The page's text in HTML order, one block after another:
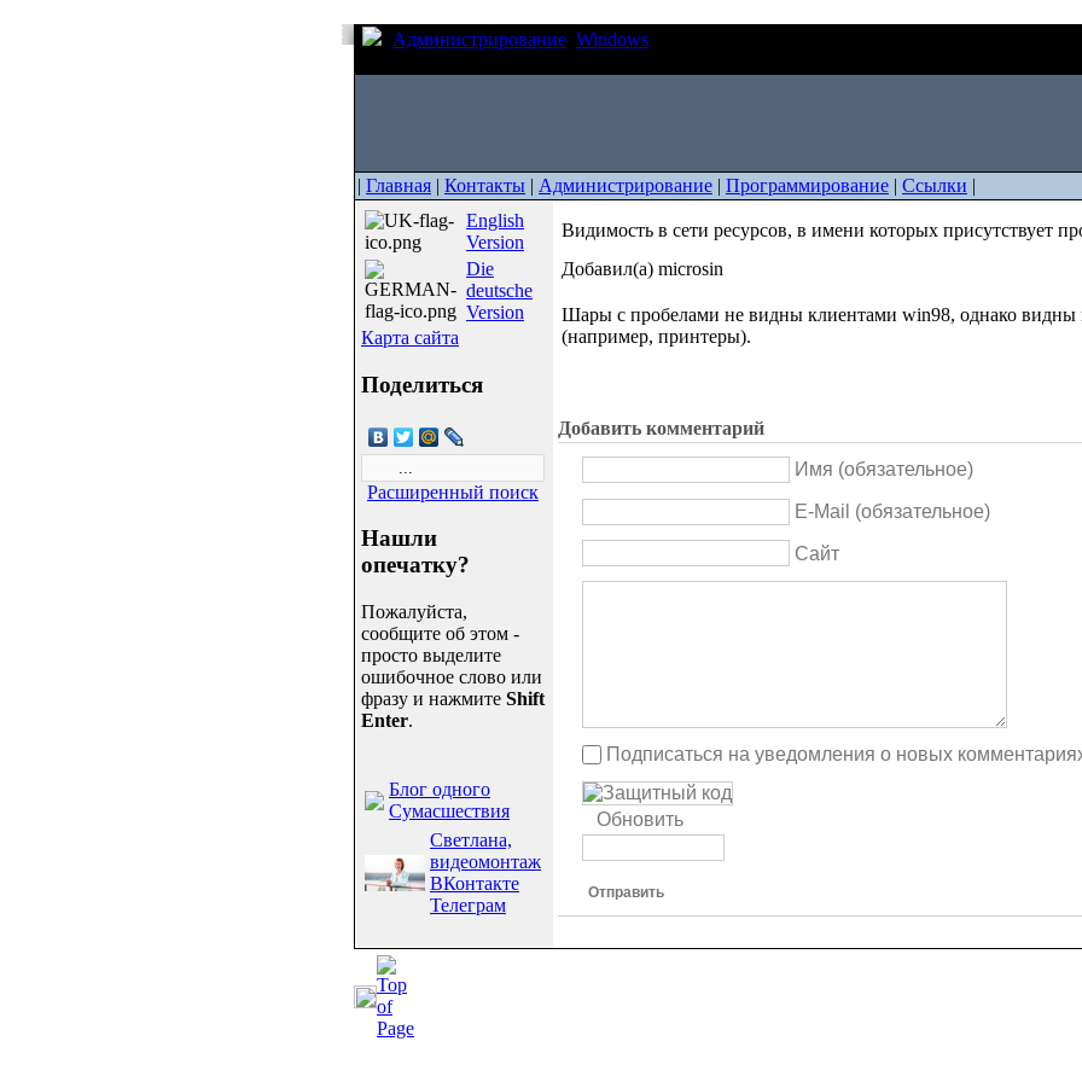
Администрирование Windows
| Главная | Контакты | Администрирование | Программирование | Ссылки |
English
Version
Die
deutsche
Version
Карта сайта
Поделиться
Расширенный поиск
Нашли
опечатку?
Пожалуйста,
сообщите об этом -
просто выделите
ошибочное слово или
фразу и нажмите Shift
Enter.
Блог одного
Сумасшествия
Светлана,
видеомонтаж
ВКонтакте
Телеграм
Видимость в сети ресурсов, в имени которых присутствует
Добавил(а) microsin
Шары с пробелами не видны клиентами win98, однако видны
(например, принтеры).
Добавить комментарий
Имя (обязательное)
E-Mail (обязательное)
Сайт
Подписаться на уведомления о новых
Обновить
Отправить